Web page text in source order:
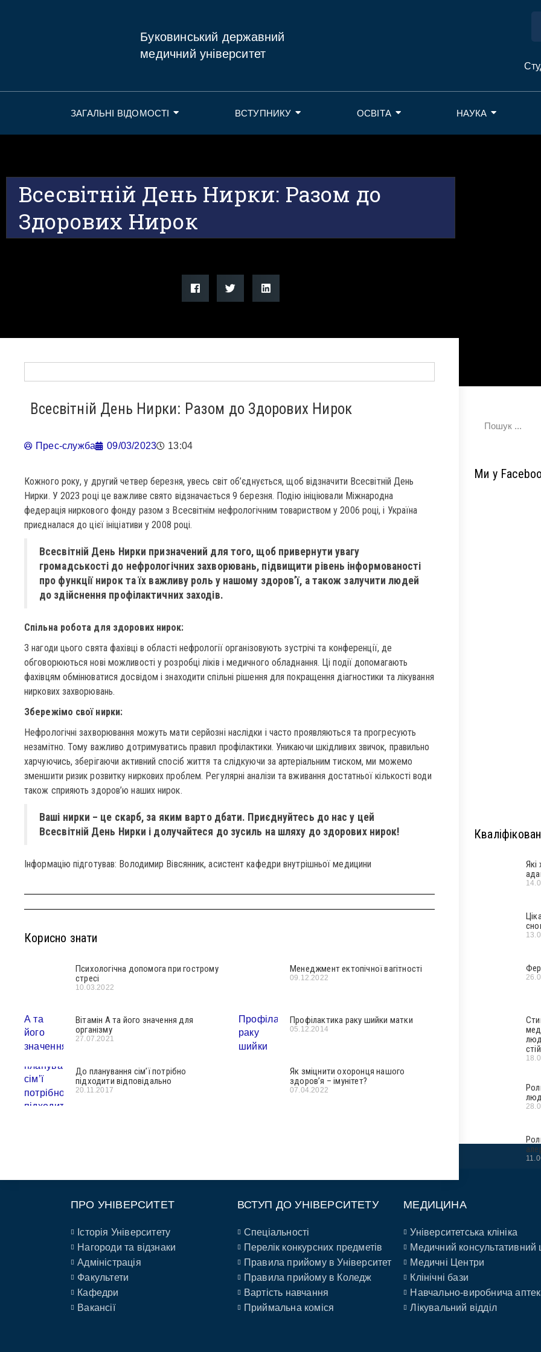
Буковинський державний
медичний університет
ЗАГАЛЬНІ ВІДОМОСТІ ВСТУПНИКУ ОСВІТА НАУКА
Всесвітній День Нирки: Разом до
Здорових Нирок
Всесвітній День Нирки: Разом до Здорових Нирок
Прес-служба 09/03/2023 13:04
Кожного року, у другий четвер березня, увесь світ об’єднується, щоб відзначити Всесвітній День
Нирки. У 2023 році це важливе свято відзначається 9 березня. Подію ініціювали Міжнародна
федерація ниркового фонду разом з Всесвітнім нефрологічним товариством у 2006 році, і Україна
приєдналася до цієї ініціативи у 2008 році.
Всесвітній День Нирки призначений для того, щоб привернути увагу
громадськості до нефрологічних захворювань, підвищити рівень інформованості
про функції нирок та їх важливу роль у нашому здоров’ї, а також залучити людей
до здійснення профілактичних заходів.
Спільна робота для здорових нирок:
З нагоди цього свята фахівці в області нефрології організовують зустрічі та конференції, де
обговорюються нові можливості у розробці ліків і медичного обладнання. Ці події допомагають
фахівцям обмінюватися досвідом і знаходити спільні рішення для покращення діагностики та лікування
ниркових захворювань.
Збережімо свої нирки:
Нефрологічні захворювання можуть мати серйозні наслідки і часто проявляються та прогресують
незамітно. Тому важливо дотримуватись правил профілактики. Уникаючи шкідливих звичок, правильно
харчуючись, зберігаючи активний спосіб життя та слідкуючи за артеріальним тиском, ми можемо
зменшити ризик розвитку ниркових проблем. Регулярні аналізи та вживання достатньої кількості води
також сприяють здоров’ю наших нирок.
Ваші нирки – це скарб, за яким варто дбати. Приєднуйтесь до нас у цей
Всесвітній День Нирки і долучайтеся до зусиль на шляху до здорових нирок!
Інформацію підготував: Володимир Вівсянник, асистент кафедри внутрішньої медицини
Корисно знати
Психологічна допомога при гострому
стресі
10.03.2022
Менеджмент ектопічної вагітності
09.12.2022
Вітамін А та його значення для
організму
27.07.2021
Профілактика раку шийки матки
05.12.2014
До планування сім’ї потрібно
підходити відповідально
20.11.2017
Як зміцнити охоронця нашого
здоров’я – імунітет?
07.04.2022
Ми у
Які
ПРО УНІВЕРСИТЕТ
Історія Університету
Нагороди та відзнаки
Адміністрація
Факультети
Кафедри
Вакансії
ВСТУП ДО УНІВЕРСИТЕТУ
Спеціальності
Перелік конкурсних предметів
Правила прийому в Університет
Правила прийому в Коледж
Вартість навчання
Приймальна коміся
МЕДИЦИНА
Університетська клініка
Медичний консультативний
Медичні Центри
Клінічні бази
Навчально-виробнича
Лікувальний відділ